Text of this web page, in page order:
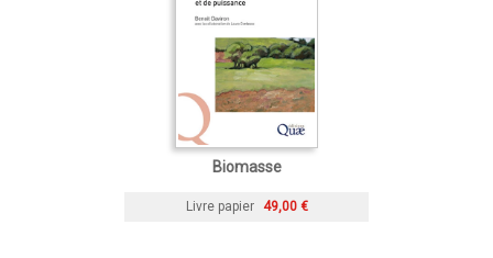
Biomasse
Livre papier 49,00 €